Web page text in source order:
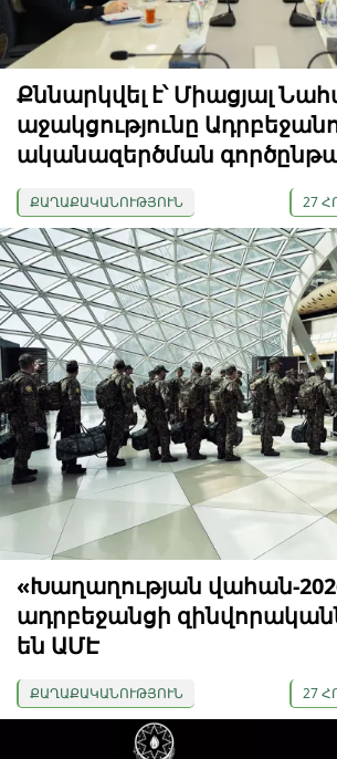
Քննարկվել է՝ Միացյալ
աջակցությունը
ականազերծման
ՔԱՂԱՔԱԿԱՆՈՒԹՅՈՒՆ 27
«Խաղաղության վահան-
ադրբեջանցի
են ԱՄԷ
ՔԱՂԱՔԱԿԱՆՈՒԹՅՈՒՆ 27